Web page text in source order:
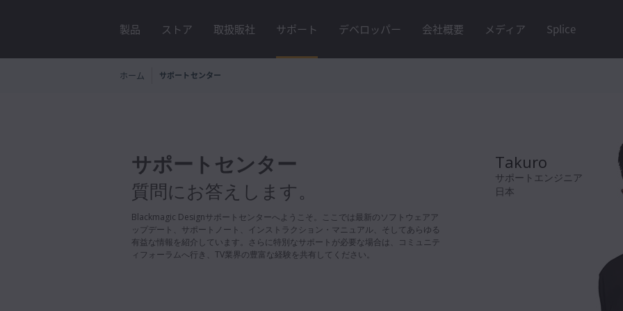
製品 ストア 取扱販社 サポート デベロッパー 会社概要 メディア Splice
ホーム サポートセンター
サポートセンター
質問にお答えします。
Blackmagic Designサポートセンターへようこそ。ここでは最新のソフトウェアア
ップデート、サポートノート、インストラクション・マニュアル、そしてあらゆる
有益な情報を紹介しています。さらに特別なサポートが必要な場合は、コミュニテ
ィフォーラムへ行き、TV業界の豊富な経験を共有してください。
Takuro
サポートエンジニア
日本